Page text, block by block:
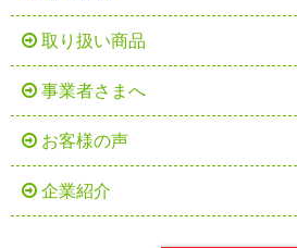
取り扱い商品
事業者さまへ
お客様の声
企業紹介